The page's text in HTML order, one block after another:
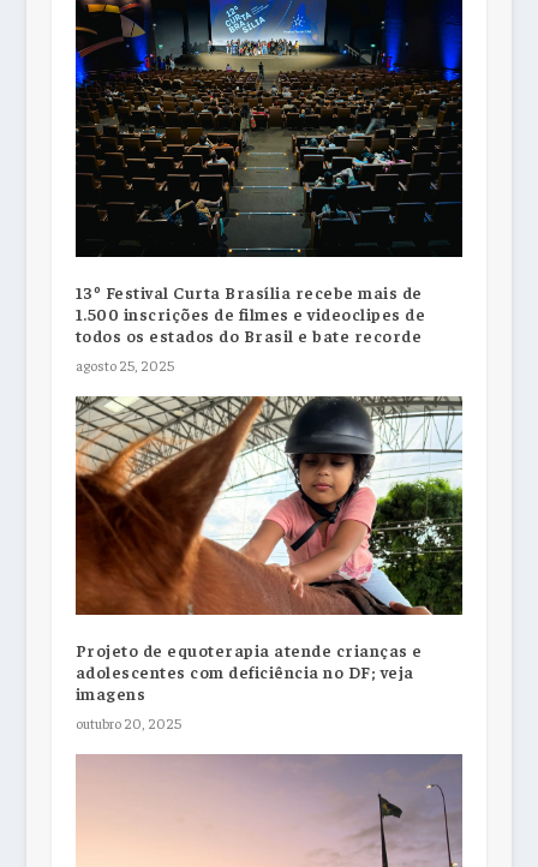
13º Festival Curta Brasília recebe mais de
1.500 inscrições de filmes e videoclipes de
todos os estados do Brasil e bate recorde
agosto 25, 2025
Projeto de equoterapia atende crianças e
adolescentes com deficiência no DF; veja
imagens
outubro 20, 2025